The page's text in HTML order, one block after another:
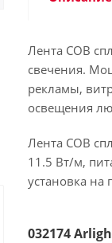
Лента COB
свечения.
рекламы,
освещения
Лента COB
11.5 Вт/м,
установка на
032174